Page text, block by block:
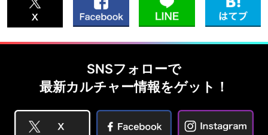
SNSフォローで
最新カルチャー情報をゲット！